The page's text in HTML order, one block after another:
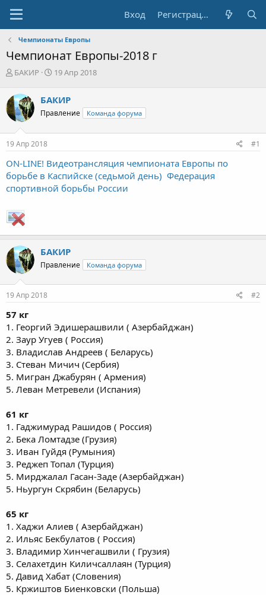
Вход Регистрация
Чемпионаты Европы
Чемпионат Европы-2018 г
А
т
о
р
т
е
м
БАКИР
Д
а
н
ч
а
19 Апр 2018
БАКИР
Правление Команда форума
19 Апр 2018 #1
ON-LINE! Видеотрансляция чемпионата Европы по
борьбе в Каспийске (cедьмой день)  Федерация
спортивной борьбы России
БАКИР
Правление Команда форума
19 Апр 2018 #2
57 кг
1. Георгий Эдишерашвили ( Азербайджан)
2. Заур Угуев ( Россия)
3. Владислав Андреев ( Беларусь)
3. Стеван Мичич (Сербия)
5. Мигран Джабурян ( Армения)
5. Леван Метревели (Испания)
61 кг
1. Гаджимурад Рашидов ( Россия)
2. Бека Ломтадзе (Грузия)
3. Иван Гуйдя (Румыния)
3. Реджеп Топал (Турция)
5. Мирджалал Гасан-Заде (Азербайджан)
5. Ньургун Скрябин (Беларусь)
65 кг
1. Хаджи Алиев ( Азербайджан)
2. Ильяс Бекбулатов ( Россия)
3. Владимир Хинчегашвили ( Грузия)
3. Селахетдин Киличсаллаян (Турция)
5. Давид Хабат (Словения)
5. Кржиштов Биенковски (Польша)